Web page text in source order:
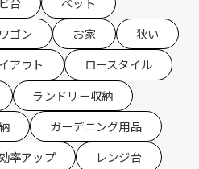
ゴン お家
狭い
アウト
ロースタイル
ランドリー収納
ガーデニング用品
効率アップ
レンジ台